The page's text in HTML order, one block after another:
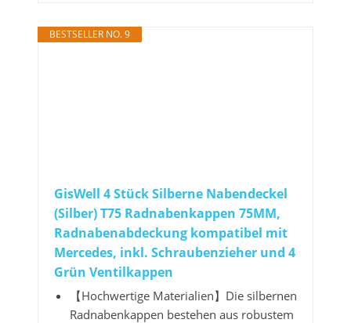
BESTSELLER NO. 9
GisWell 4 Stück Silberne Nabendeckel
(Silber) T75 Radnabenkappen 75MM,
Radnabenabdeckung kompatibel mit
Mercedes, inkl. Schraubenzieher und 4
Grün Ventilkappen
【Hochwertige Materialien】Die silbernen
Radnabenkappen bestehen aus robustem